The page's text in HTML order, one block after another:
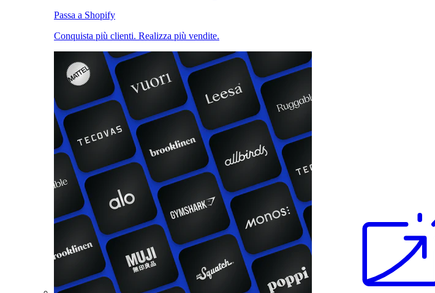
Passa a Shopify
Conquista più clienti. Realizza più vendite.